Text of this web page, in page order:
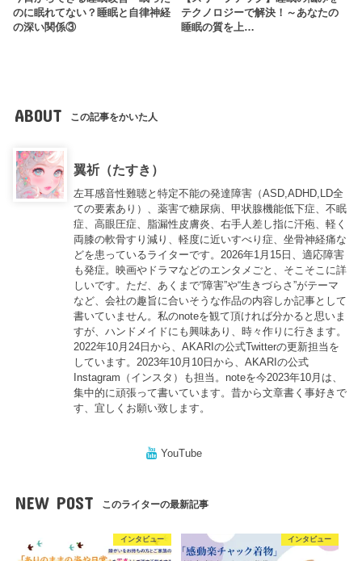
のに眠れてない？睡眠と自律神経
の深い関係③
テクノロジーで解決！～あなたの
睡眠の質を上…
ABOUT この記事をかいた人
翼祈（たすき）
左耳感音性難聴と特定不能の発達障害（ASD,ADHD,LD全
ての要素あり）、薬害で糖尿病、甲状腺機能低下症、不眠
症、高眼圧症、脂漏性皮膚炎、右手人差し指に汗疱、軽く
両膝の軟骨すり減り、軽度に近いすべり症、坐骨神経痛な
どを患っているライターです。2026年1月15日、適応障害
も発症。映画やドラマなどのエンタメごと、そこそこに詳
しいです。ただ、あくまで“障害”や“生きづらさ”がテーマ
など、会社の趣旨に合いそうな作品の内容しか記事として
書いていません。私のnoteを観て頂ければ分かると思いま
すが、ハンドメイドにも興味あり、時々作りに行きます。
2022年10月24日から、AKARIの公式Twitterの更新担当を
しています。2023年10月10日から、AKARIの公式
Instagram（インスタ）も担当。noteを今2023年10月は、
集中的に頑張って書いています。昔から文章書く事好きで
す、宜しくお願い致します。
YouTube
NEW POST このライターの最新記事
インタビュー インタビュー